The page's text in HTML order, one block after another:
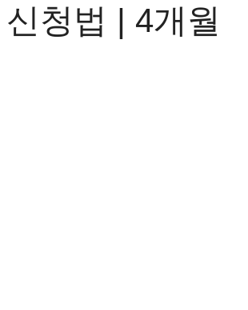
청법 | 4개월